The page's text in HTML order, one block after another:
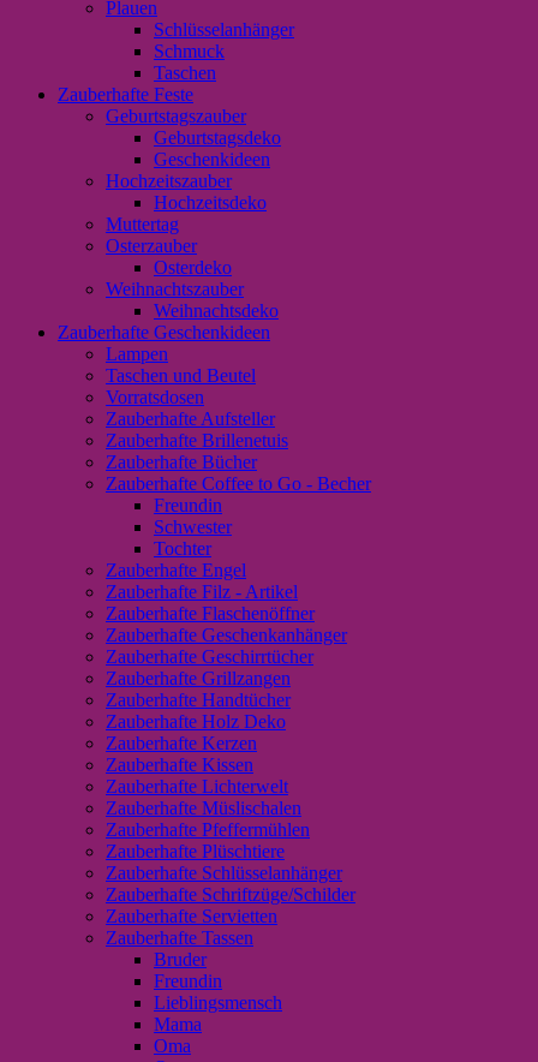
Plauen
Schlüsselanhänger
Schmuck
Taschen
Zauberhafte Feste
Geburtstagszauber
Geburtstagsdeko
Geschenkideen
Hochzeitszauber
Hochzeitsdeko
Muttertag
Osterzauber
Osterdeko
Weihnachtszauber
Weihnachtsdeko
Zauberhafte Geschenkideen
Lampen
Taschen und Beutel
Vorratsdosen
Zauberhafte Aufsteller
Zauberhafte Brillenetuis
Zauberhafte Bücher
Zauberhafte Coffee to Go - Becher
Freundin
Schwester
Tochter
Zauberhafte Engel
Zauberhafte Filz - Artikel
Zauberhafte Flaschenöffner
Zauberhafte Geschenkanhänger
Zauberhafte Geschirrtücher
Zauberhafte Grillzangen
Zauberhafte Handtücher
Zauberhafte Holz Deko
Zauberhafte Kerzen
Zauberhafte Kissen
Zauberhafte Lichterwelt
Zauberhafte Müslischalen
Zauberhafte Pfeffermühlen
Zauberhafte Plüschtiere
Zauberhafte Schlüsselanhänger
Zauberhafte Schriftzüge/Schilder
Zauberhafte Servietten
Zauberhafte Tassen
Bruder
Freundin
Lieblingsmensch
Mama
Oma